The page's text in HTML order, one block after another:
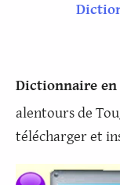
Dictionnaire en
alentours de
télécharger et